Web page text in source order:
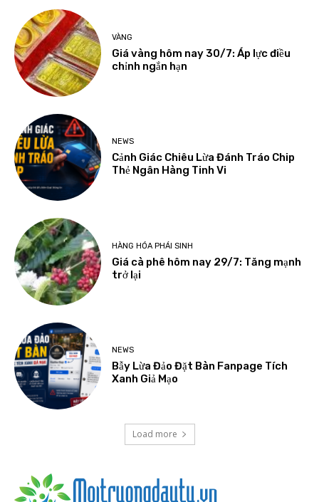
VÀNG
Giá vàng hôm nay 30/7: Áp lực điều
chỉnh ngắn hạn
NEWS
Cảnh Giác Chiêu Lừa Đánh Tráo Chip
Thẻ Ngân Hàng Tinh Vi
HÀNG HÓA PHÁI SINH
Giá cà phê hôm nay 29/7: Tăng mạnh
trở lại
NEWS
Bẫy Lừa Đảo Đặt Bàn Fanpage Tích
Xanh Giả Mạo
Load more